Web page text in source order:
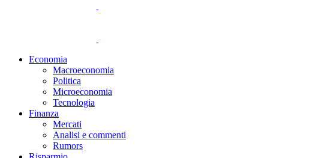
Economia
Macroeconomia
Politica
Microeconomia
Tecnologia
Finanza
Mercati
Analisi e commenti
Rumors